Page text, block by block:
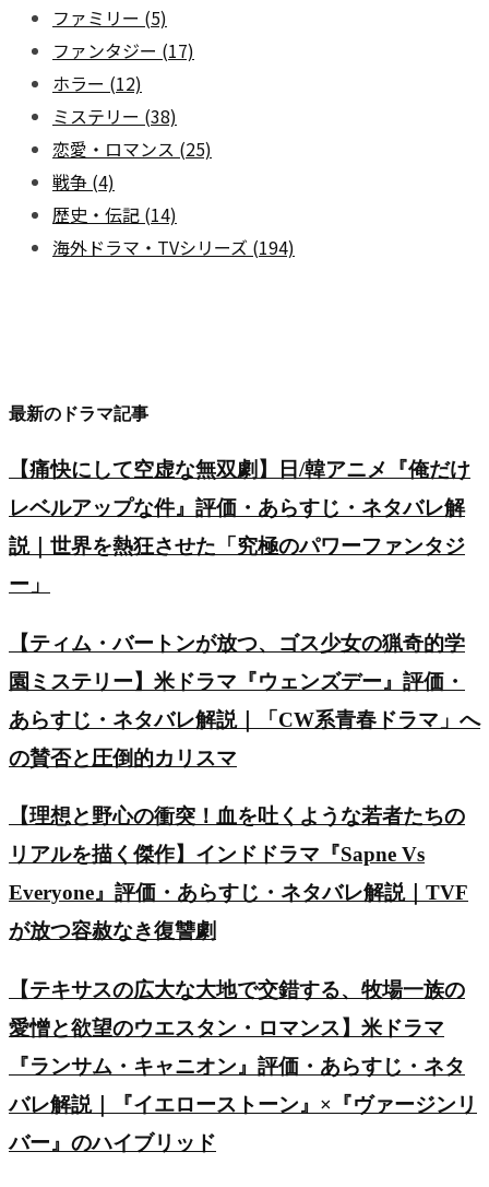
ファミリー (5)
ファンタジー (17)
ホラー (12)
ミステリー (38)
恋愛・ロマンス (25)
戦争 (4)
歴史・伝記 (14)
海外ドラマ・TVシリーズ (194)
最新のドラマ記事
【痛快にして空虚な無双劇】日/韓アニメ『俺だけ
レベルアップな件』評価・あらすじ・ネタバレ解
説｜世界を熱狂させた「究極のパワーファンタジ
ー」
【ティム・バートンが放つ、ゴス少女の猟奇的学
園ミステリー】米ドラマ『ウェンズデー』評価・
あらすじ・ネタバレ解説｜「CW系青春ドラマ」へ
の賛否と圧倒的カリスマ
【理想と野心の衝突！血を吐くような若者たちの
リアルを描く傑作】インドドラマ『Sapne Vs
Everyone』評価・あらすじ・ネタバレ解説｜TVF
が放つ容赦なき復讐劇
【テキサスの広大な大地で交錯する、牧場一族の
愛憎と欲望のウエスタン・ロマンス】米ドラマ
『ランサム・キャニオン』評価・あらすじ・ネタ
バレ解説｜『イエローストーン』×『ヴァージンリ
バー』のハイブリッド